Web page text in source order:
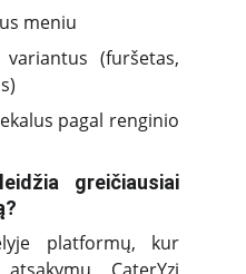
meniu
(furšetas,
pagal renginio
greičiausiai
platformų, kur